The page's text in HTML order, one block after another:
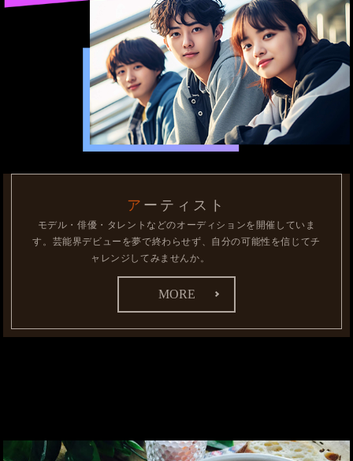
アーティスト
モデル・俳優・タレントなどのオーディションを開催していま
す。 芸能界デビューを夢で終わらせず、自分の可能性を信じてチ
ャレンジしてみませんか。
MORE